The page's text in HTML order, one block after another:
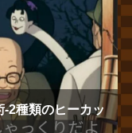
種類のヒーカッ